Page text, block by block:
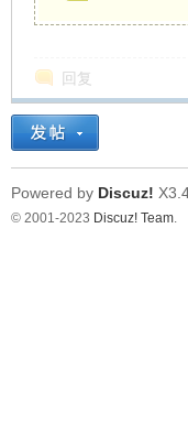
回复
Powered by Discuz!
© 2001-2023 Discuz! Team.